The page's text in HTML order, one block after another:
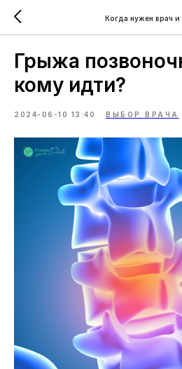
Когда нужен врач и
Грыжа
кому идти?
2024-06-10 13:40 ВЫБОР ВРАЧА